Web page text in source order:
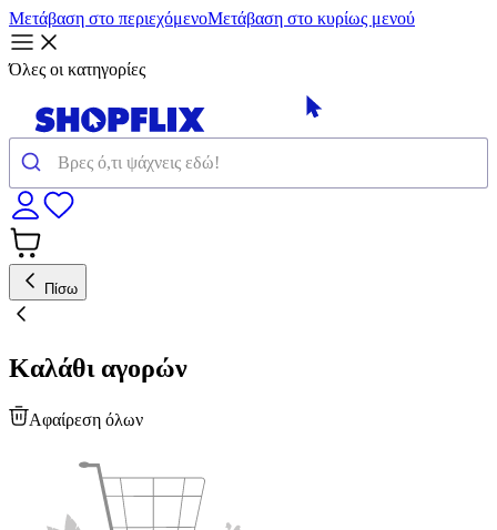
Μετάβαση στο περιεχόμενοΜετάβαση στο κυρίως μενού
Όλες οι κατηγορίες
Πίσω
Καλάθι αγορών
Αφαίρεση όλων